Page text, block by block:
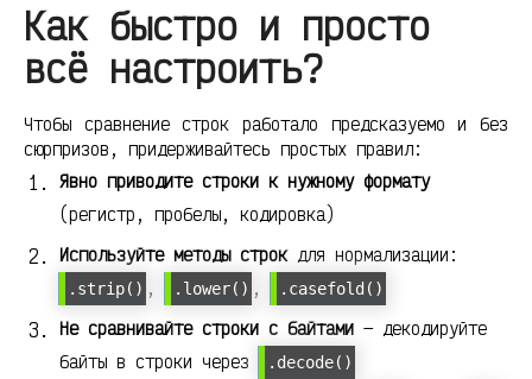
Как быстро и просто
всё настроить?
Чтобы сравнение строк работало предсказуемо и без
сюрпризов, придерживайтесь простых правил:
Явно приводите строки к нужному формату
(регистр, пробелы, кодировка)
Используйте методы строкдля нормализации:
.strip() , .lower() , .casefold()
Не сравнивайте строки с байтами — декодируйте
байты в строки через
.decode()